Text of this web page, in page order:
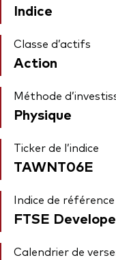
Indice
Classe d’actifs
Action
Méthode
Physique
Ticker de l’indice
TAWNT06E
Indice de référence
FTSE
Calendrier de